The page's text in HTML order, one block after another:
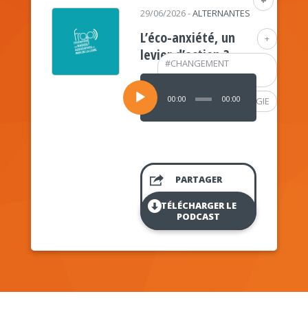
+
#CHANGEMENT
CLIMATIQUE
#PSYCHOLOGIE
29/06/2026-ALTERNANTES
L’éco-anxiété, un
levier d’action ?
Lecteur
audio
00:00 00:00
PARTAGER
TÉLÉCHARGER LE
PODCAST